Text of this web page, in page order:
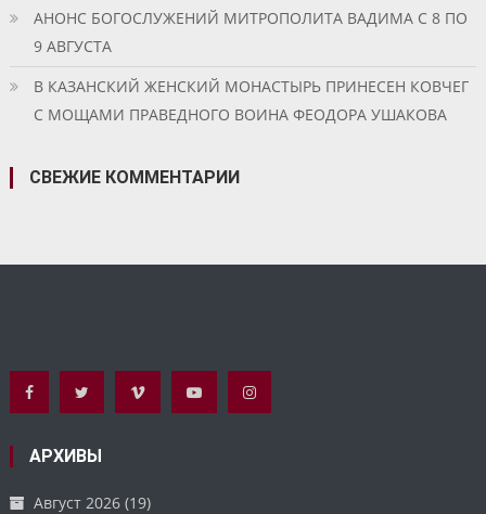
АНОНС БОГОСЛУЖЕНИЙ МИТРОПОЛИТА ВАДИМА С 8 ПО
9 АВГУСТА
В КАЗАНСКИЙ ЖЕНСКИЙ МОНАСТЫРЬ ПРИНЕСЕН КОВЧЕГ
С МОЩАМИ ПРАВЕДНОГО ВОИНА ФЕОДОРА УШАКОВА
СВЕЖИЕ КОММЕНТАРИИ
АРХИВЫ
Август 2026 (19)